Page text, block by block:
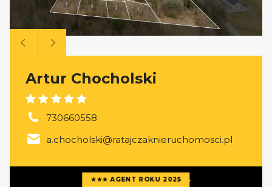
★★★ AGENT ROKU 2025
Artur Chocholski
730660558
a.chocholski@ratajczaknieruchomosci.pl
Więcej ofertagenta